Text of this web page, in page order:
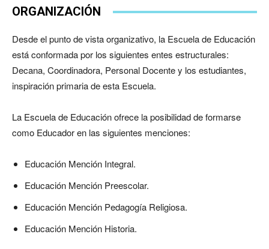
ORGANIZACIÓN
Desde el punto de vista organizativo, la Escuela de Educación
está conformada por los siguientes entes estructurales:
Decana, Coordinadora, Personal Docente y los estudiantes,
inspiración primaria de esta Escuela.
La Escuela de Educación ofrece la posibilidad de formarse
como Educador en las siguientes menciones:
Educación Mención Integral.
Educación Mención Preescolar.
Educación Mención Pedagogía Religiosa.
Educación Mención Historia.